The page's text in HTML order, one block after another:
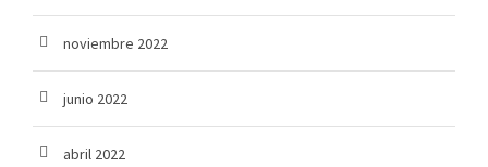
noviembre 2022
junio 2022
abril 2022